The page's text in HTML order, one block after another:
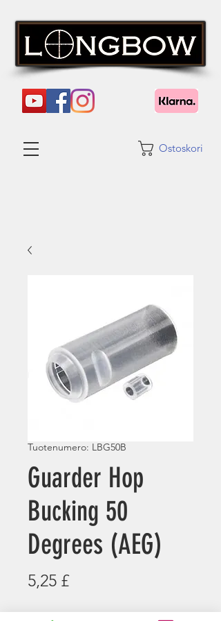
Ostoskori
Tuotenumero: LBG50B
Guarder Hop
Bucking 50
Degrees (AEG)
5,25 £Hinta